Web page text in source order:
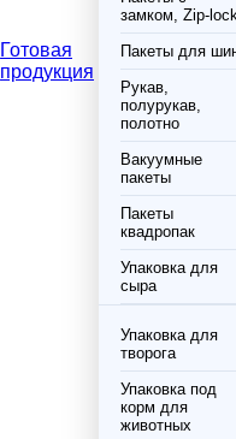
Готовая
продукция
замком, Zip-
Пакеты для
Рукав,
полурукав,
полотно
Вакуумные
пакеты
Пакеты
квадропак
Упаковка для
сыра
Упаковка для
творога
Упаковка под
корм для
животных